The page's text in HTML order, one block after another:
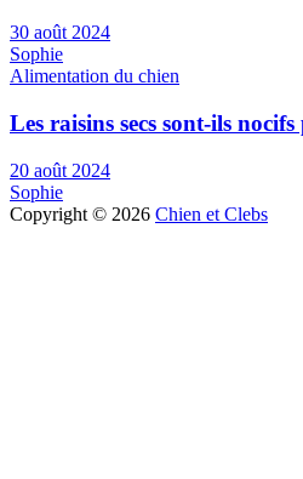
30 août 2024
Sophie
Alimentation du chien
Les raisins secs sont-ils
20 août 2024
Sophie
Copyright © 2026 Chien et Clebs